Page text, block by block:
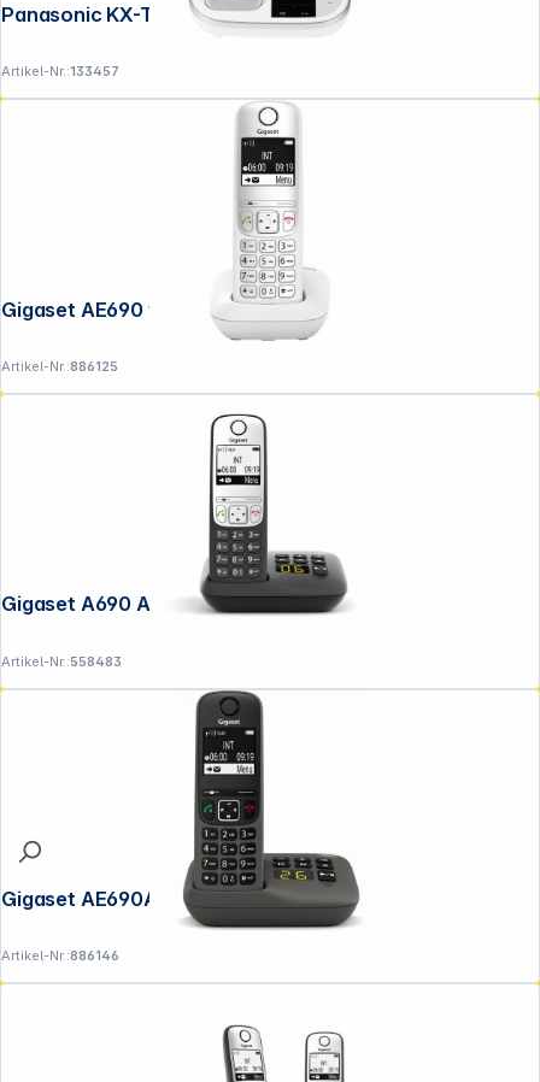
Panasonic KX-TGJ320GW
Artikel-Nr.:133457
Gigaset AE690 weiß
Artikel-Nr.:886125
Gigaset A690 A schwarz
Artikel-Nr.:558483
Gigaset AE690A anthrazit
Artikel-Nr.:886146